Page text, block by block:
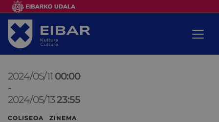
2024/05/11 00:00
-
2024/05/1323:55
COLISEOA ZINEMA